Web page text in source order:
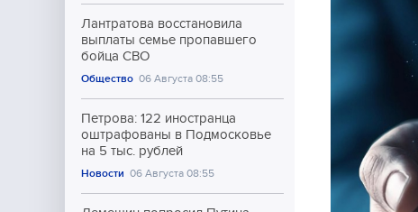
Лантратова восстановила
выплаты семье пропавшего
бойца СВО
Общество 06 Августа 08:55
Петрова: 122 иностранца
оштрафованы в Подмосковье
на 5 тыс. рублей
Новости 06 Августа 08:55